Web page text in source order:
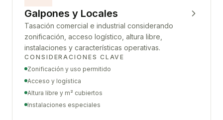
Galpones y Locales
Tasación comercial e industrial considerando
zonificación, acceso logístico, altura libre,
instalaciones y características operativas.
CONSIDERACIONES CLAVE
Zonificación y uso permitido
Acceso y logística
Altura libre y m² cubiertos
Instalaciones especiales